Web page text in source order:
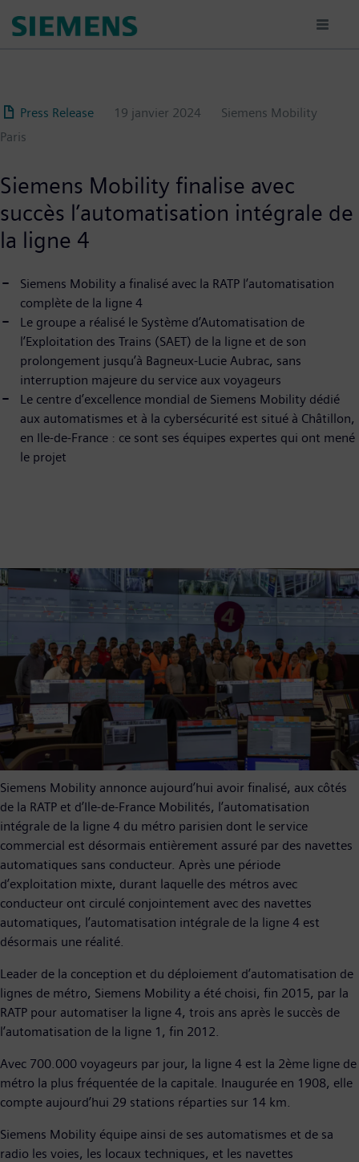
au
Press Release 19 janvier 2024
Siemens Mobility
Paris
Siemens Mobility finalise avec
succès l’automatisation intégrale de
la ligne 4
Siemens Mobility a finalisé avec la RATP l’automatisation
complète de la ligne 4
Le groupe a réalisé le Système d’Automatisation de
l’Exploitation des Trains (SAET) de la ligne et de son
prolongement jusqu’à Bagneux-Lucie Aubrac, sans
interruption majeure du service aux voyageurs
Le centre d’excellence mondial de Siemens Mobility dédié
aux automatismes et à la cybersécurité est situé à Châtillon,
en Ile-de-France : ce sont ses équipes expertes qui ont mené
le projet
Siemens Mobility annonce aujourd’hui avoir finalisé, aux côtés
de la RATP et d’Ile-de-France Mobilités, l’automatisation
intégrale de la ligne 4 du métro parisien dont le service
commercial est désormais entièrement assuré par des navettes
automatiques sans conducteur. Après une période
d’exploitation mixte, durant laquelle des métros avec
conducteur ont circulé conjointement avec des navettes
automatiques, l’automatisation intégrale de la ligne 4 est
désormais une réalité.
Leader de la conception et du déploiement d’automatisation de
lignes de métro, Siemens Mobility a été choisi, fin 2015, par la
RATP pour automatiser la ligne 4, trois ans après le succès de
l’automatisation de la ligne 1, fin 2012.
Avec 700.000 voyageurs par jour, la ligne 4 est la 2ème ligne de
métro la plus fréquentée de la capitale. Inaugurée en 1908, elle
compte aujourd’hui 29 stations réparties sur 14 km.
Siemens Mobility équipe ainsi de ses automatismes et de sa
radio les voies, les locaux techniques, et les navettes